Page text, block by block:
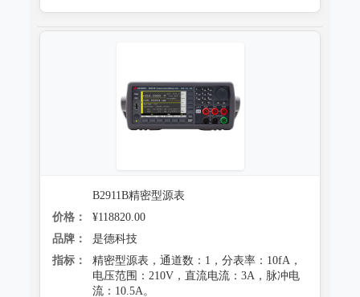
B2911B精密型源表
价格：
¥118820.00
品牌：
是德科技
指标：
精密型源表，通道数：1，分表率：10fA，
电压范围：210V，直流电流：3A，脉冲电
流：10.5A。